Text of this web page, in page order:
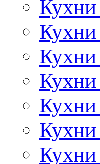
Кухни
Кухни
Кухни
Кухни
Кухни